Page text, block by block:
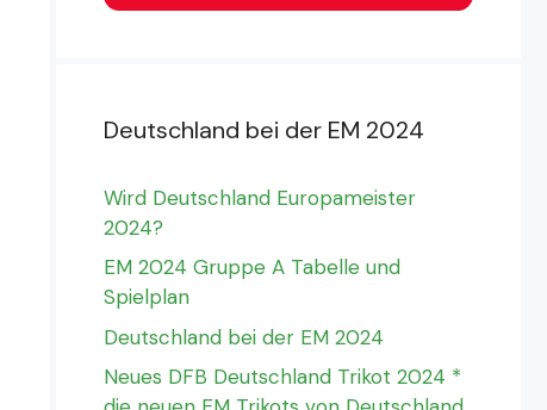
Deutschland bei der EM 2024
Wird Deutschland Europameister
2024?
EM 2024 Gruppe A Tabelle und
Spielplan
Deutschland bei der EM 2024
Neues DFB Deutschland Trikot 2024 *